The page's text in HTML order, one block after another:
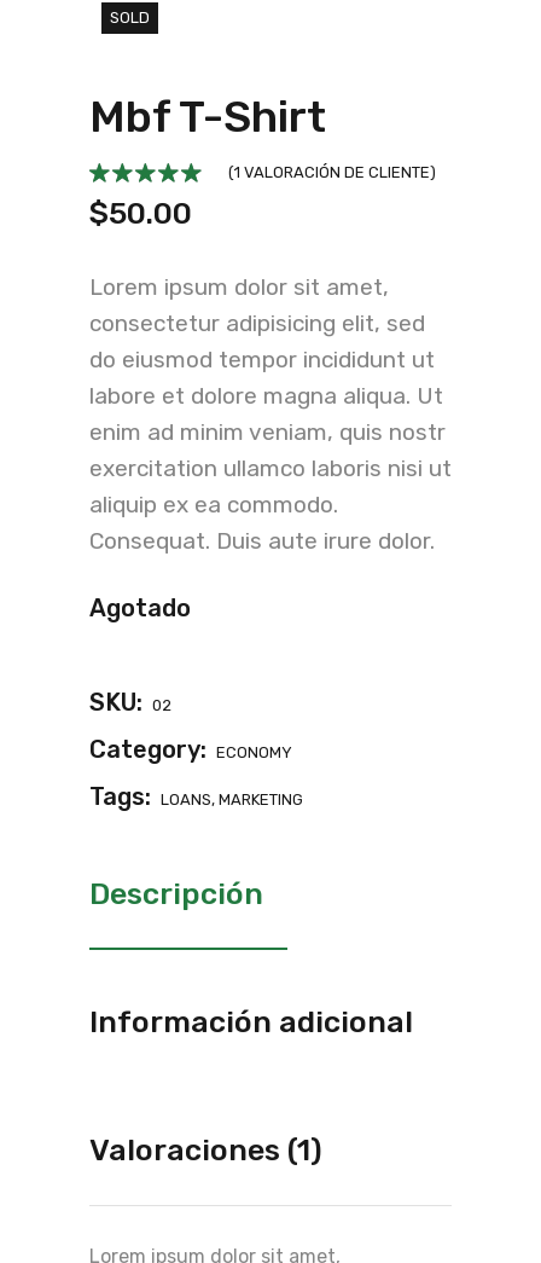
SOLD
Mbf T-Shirt
(1 VALORACIÓN DE CLIENTE)
$50.00
Lorem ipsum dolor sit amet,
consectetur adipisicing elit, sed
do eiusmod tempor incididunt ut
labore et dolore magna aliqua. Ut
enim ad minim veniam, quis nostr
exercitation ullamco laboris nisi ut
aliquip ex ea commodo.
Consequat. Duis aute irure dolor.
Agotado
SKU: 02
Category: ECONOMY
Tags: LOANS, MARKETING
Descripción
Información adicional
Valoraciones (1)
Lorem ipsum dolor sit amet,